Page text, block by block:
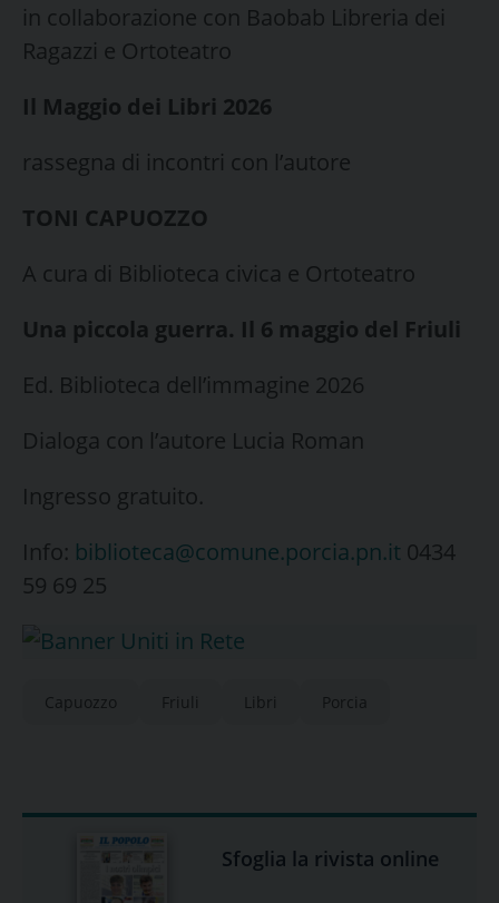
in collaborazione con Baobab Libreria dei
Ragazzi e Ortoteatro
Il Maggio dei Libri 2026
rassegna di incontri con l’autore
TONI CAPUOZZO
A cura di Biblioteca civica e Ortoteatro
Una piccola guerra. Il 6 maggio del Friuli
Ed. Biblioteca dell’immagine 2026
Dialoga con l’autore Lucia Roman
Ingresso gratuito.
Info: biblioteca@comune.porcia.pn.it 0434
59 69 25
Capuozzo Friuli Libri Porcia
Sfoglia la rivista online